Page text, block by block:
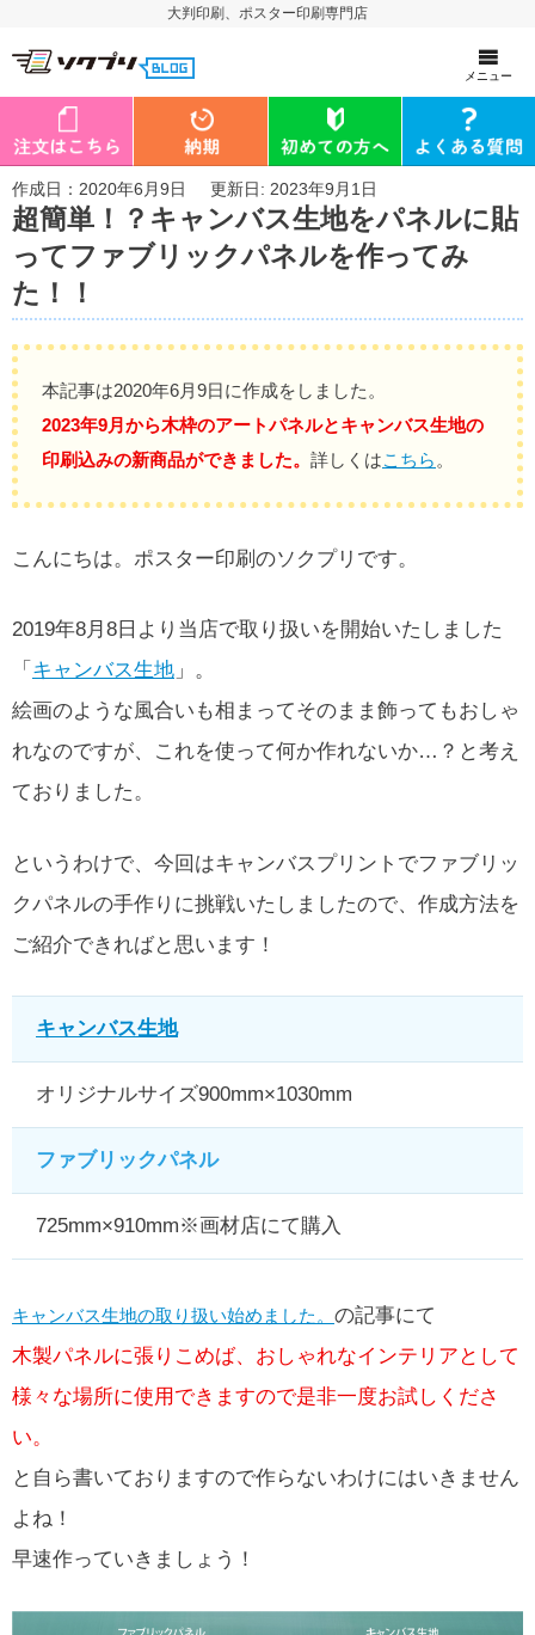
大判印刷、ポスター印刷専門店
メニュー
作成日：2020年6月9日 更新日: 2023年9月1日
超簡単！？キャンバス生地をパネルに貼
ってファブリックパネルを作ってみ
た！！
本記事は2020年6月9日に作成をしました。
2023年9月から木枠のアートパネルとキャンバス生地の
印刷込みの新商品ができました。 詳しくはこちら。
こんにちは。ポスター印刷のソクプリです。
2019年8月8日より当店で取り扱いを開始いたしました
「 キャンバス生地 」。
絵画のような風合いも相まってそのまま飾ってもおしゃ
れなのですが、これを使って何か作れないか…？と考え
ておりました。
というわけで、今回はキャンバスプリントでファブリッ
クパネルの手作りに挑戦いたしましたので、作成方法を
ご紹介できればと思います！
キャンバス生地
オリジナルサイズ900mm×1030mm
ファブリックパネル
725mm×910mm※画材店にて購入
キャンバス生地の取り扱い始めました。 の記事にて
木製パネルに張りこめば、おしゃれなインテリアとして
様々な場所に使用できますので是非一度お試しくださ
い。
と自ら書いておりますので作らないわけにはいきません
よね！
早速作っていきましょう！